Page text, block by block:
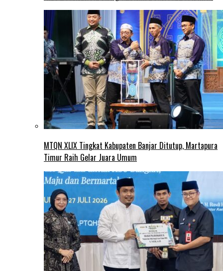
MTQN XLIX Tingkat Kabupaten Banjar Ditutup, Martapura
Timur Raih Gelar Juara Umum